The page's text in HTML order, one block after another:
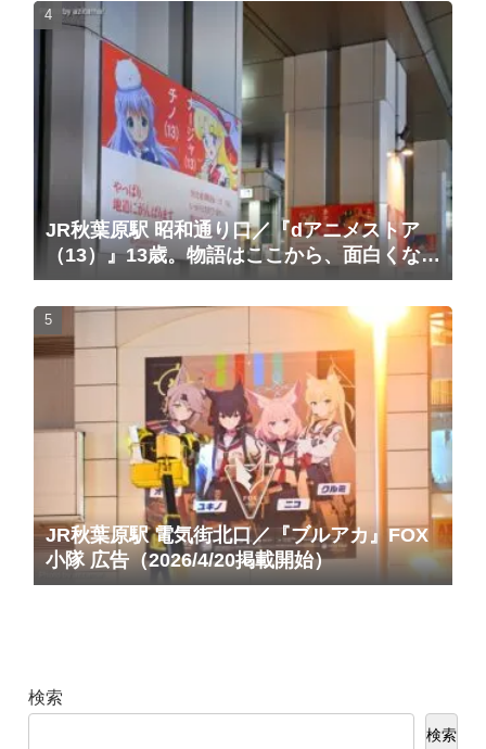
JR秋葉原駅 昭和通り口／『dアニメストア
（13）』13歳。物語はここから、面白くな
る。広告（2025/10/20掲載開始）
JR秋葉原駅 電気街北口／『ブルアカ』FOX
小隊 広告（2026/4/20掲載開始）
検索
検索